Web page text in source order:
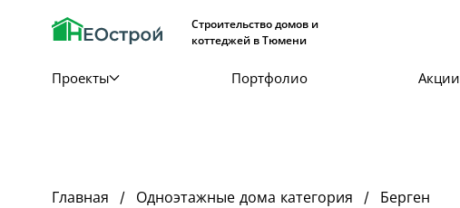
Строительство домов и
коттеджей в Тюмени
Проекты Портфолио Акции
Главная Одноэтажные дома категория Берген